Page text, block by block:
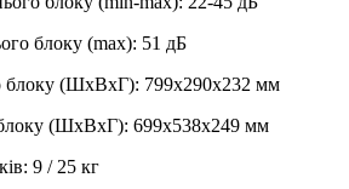
блоку (max): 51 дБ
блоку (ШхВхГ): 799х290х232 мм
блоку (ШхВхГ): 699х538х249 мм
: 9 / 25 кг